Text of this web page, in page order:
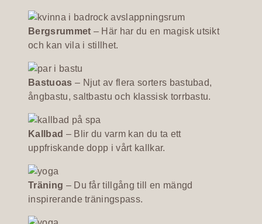
Bergsrummet – Här har du en magisk utsikt
och kan vila i stillhet.
Bastuoas – Njut av flera sorters bastubad,
ångbastu, saltbastu och klassisk torrbastu.
Kallbad – Blir du varm kan du ta ett
uppfriskande dopp i vårt kallkar.
Träning – Du får tillgång till en mängd
inspirerande träningspass.